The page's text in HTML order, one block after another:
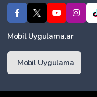
Mobil Uygulamalar
Mobil Uygulama